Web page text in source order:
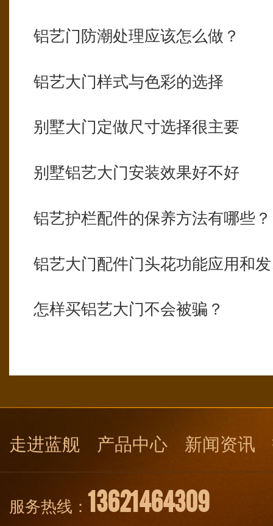
铝艺门防潮处理应该怎么做？
铝艺大门样式与色彩的选择
别墅大门定做尺寸选择很主要
别墅铝艺大门安装效果好不好
铝艺护栏配件的保养方法有哪些？
铝艺大门配件门头花功能应用和
怎样买铝艺大门不会被骗？
走进蓝舰 产品中心 新闻资讯
服务热线： 13621464309